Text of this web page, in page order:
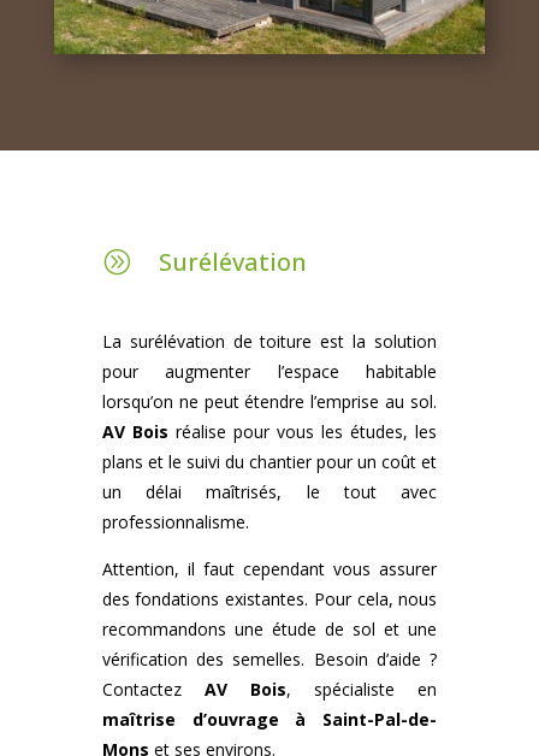
A Surélévation
La surélévation de toiture est la solution
pour augmenter l’espace habitable
lorsqu’on ne peut étendre l’emprise au sol.
AV Bois réalise pour vous les études, les
plans et le suivi du chantier pour un coût et
un délai maîtrisés, le tout avec
professionnalisme.
Attention, il faut cependant vous assurer
des fondations existantes. Pour cela, nous
recommandons une étude de sol et une
vérification des semelles. Besoin d’aide ?
Contactez AV Bois, spécialiste en
maîtrise d’ouvrage à Saint-Pal-de-
Mons et ses environs.